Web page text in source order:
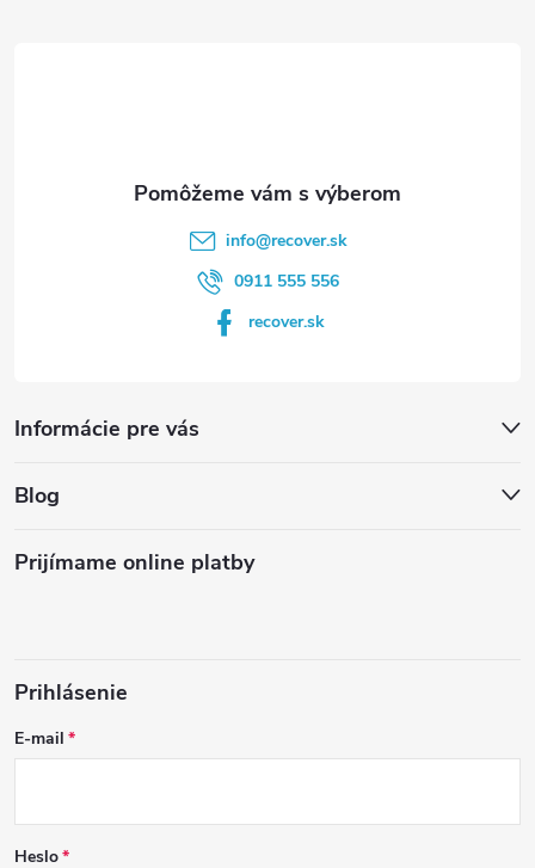
info@recover.sk
0911 555 556
recover.sk
Informácie pre vás
Blog
Prijímame online platby
Prihlásenie
E-mail
Heslo